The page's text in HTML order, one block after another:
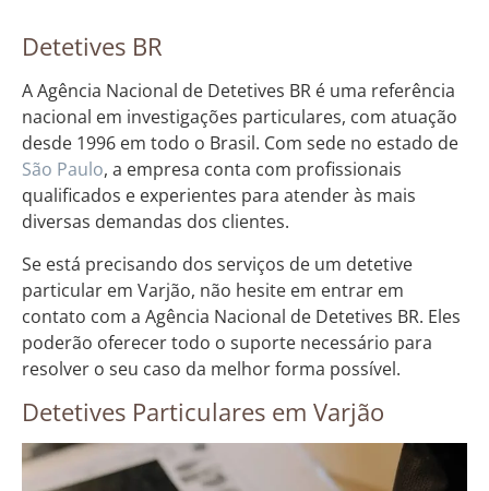
Detetives BR
A Agência Nacional de Detetives BR é uma referência
nacional em investigações particulares, com atuação
desde 1996 em todo o Brasil. Com sede no estado de
São Paulo, a empresa conta com profissionais
qualificados e experientes para atender às mais
diversas demandas dos clientes.
Se está precisando dos serviços de um detetive
particular em Varjão, não hesite em entrar em
contato com a Agência Nacional de Detetives BR. Eles
poderão oferecer todo o suporte necessário para
resolver o seu caso da melhor forma possível.
Detetives Particulares em Varjão